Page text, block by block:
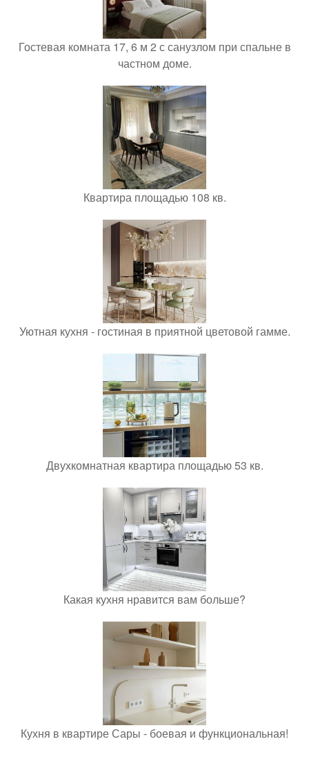
Гостевая комната 17, 6 м 2 с санузлом при спальне в
частном доме.
Квартира площадью 108 кв.
Уютная кухня - гостиная в приятной цветовой гамме.
Двухкомнатная квартира площадью 53 кв.
Какая кухня нравится вам больше?
Кухня в квартире Сары - боевая и функциональная!